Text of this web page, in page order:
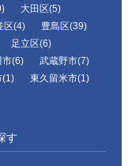
大田区(5)
区(4)
豊島区(39)
足立区(6)
市(6)
武蔵野市(7)
(1)
東久留米市(1)
す